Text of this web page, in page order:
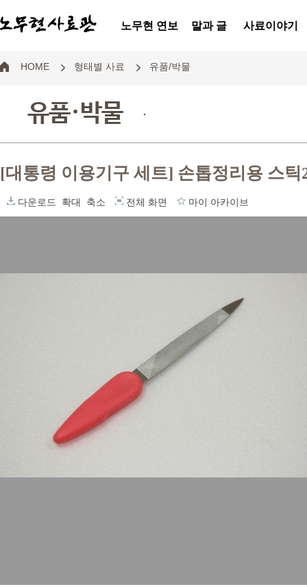
노무현 연보 말과 글 사료이야기
HOME 형태별 사료 유품/박물
유품·박물 .
[대통령 이용기구 세트] 손톱정리용 스틱
다운로드 확대 축소 전체 화면 마이 아카이브